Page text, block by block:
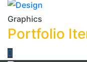
Graphics
Portfolio